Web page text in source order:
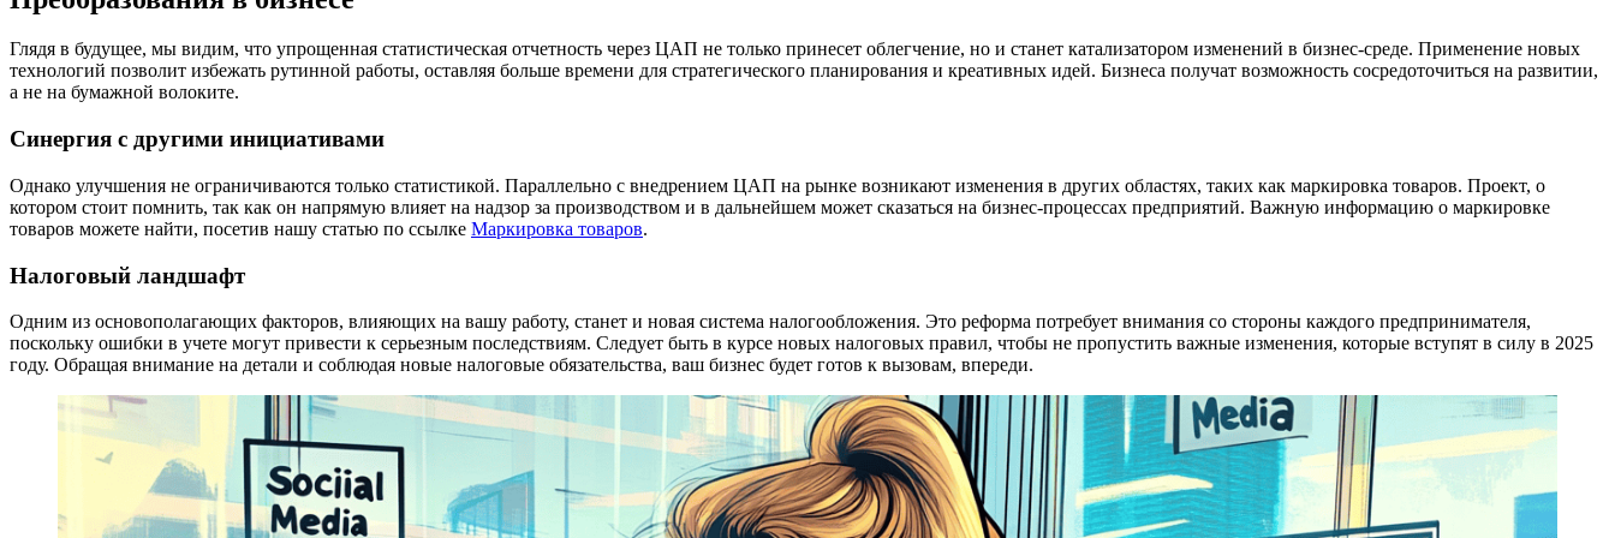
Глядя в будущее, мы видим, что упрощенная статистическая отчетность через ЦАП не только принесет облегчение, но и станет катализатором изменений в бизнес-среде. Применение новых
технологий позволит избежать рутинной работы, оставляя больше времени для стратегического планирования и креативных идей. Бизнеса получат возможность сосредоточиться на развитии,
а не на бумажной волоките.
Синергия с другими инициативами
Однако улучшения не ограничиваются только статистикой. Параллельно с внедрением ЦАП на рынке возникают изменения в других областях, таких как маркировка товаров. Проект, о
котором стоит помнить, так как он напрямую влияет на надзор за производством и в дальнейшем может сказаться на бизнес-процессах предприятий. Важную информацию о маркировке
товаров можете найти, посетив нашу статью по ссылке Маркировка товаров.
Налоговый ландшафт
Одним из основополагающих факторов, влияющих на вашу работу, станет и новая система налогообложения. Это реформа потребует внимания со стороны каждого предпринимателя,
поскольку ошибки в учете могут привести к серьезным последствиям. Следует быть в курсе новых налоговых правил, чтобы не пропустить важные изменения, которые вступят в силу в 2025
году. Обращая внимание на детали и соблюдая новые налоговые обязательства, ваш бизнес будет готов к вызовам, впереди.